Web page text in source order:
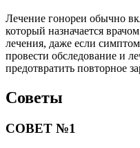
Лечение гонореи обычно
который назначается
лечения, даже если
провести обследование и
предотвратить повторное
Советы
СОВЕТ №1